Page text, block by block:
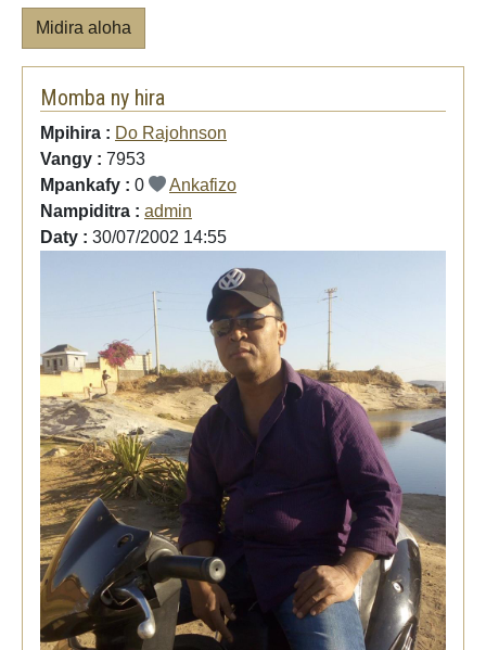
Midira aloha
Momba ny hira
Mpihira : Do Rajohnson
Vangy : 7953
Mpankafy : 0
Ankafizo
Nampiditra : admin
Daty : 30/07/2002 14:55